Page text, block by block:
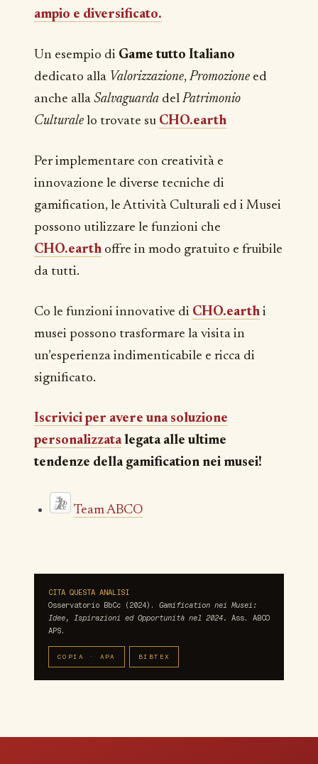
ampio e diversificato.
Un esempio di Game tutto Italiano
dedicato alla Valorizzazione,Promozione ed
anche alla Salvaguarda delPatrimonio
Culturale lo trovate su CHO.earth
Per implementare con creatività e
innovazione le diverse tecniche di
gamification, le Attività Culturali ed i Musei
possono utilizzare le funzioni che
CHO.earth offre in modo gratuito e fruibile
da tutti.
Co le funzioni innovative di CHO.earth i
musei possono trasformare la visita in
un’esperienza indimenticabile e ricca di
significato.
Iscrivici per avere una soluzione
personalizzatalegata alle ultime
tendenze della gamification nei musei!
Team ABCO
CITA QUESTA ANALISI
Osservatorio BbCc (2024). Gamification nei Musei:
Idee, Ispirazioni ed Opportunità nel 2024.
Ass. ABCO
APS.
COPIA · APA BIBTEX